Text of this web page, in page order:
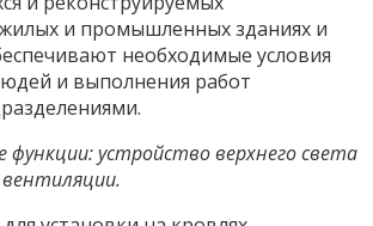
и промышленных зданиях и
необходимые условия
и выполнения работ
устройство верхнего света